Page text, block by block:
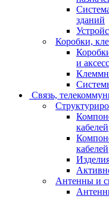
зданий
Коробки,
и
Связь,
кабелей
кабелей
Антенны и